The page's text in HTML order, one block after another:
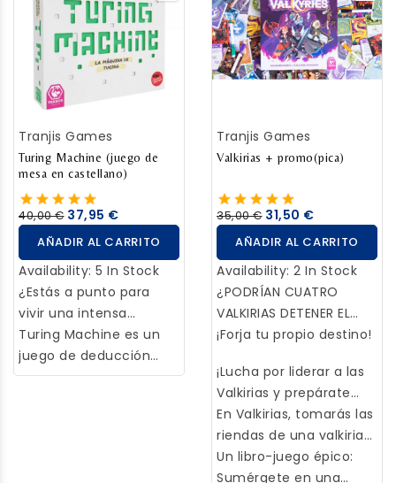
naturaleza nos ha
llevado a la catástrofe.
corporaciones
especializadas en
enviar colonos al
espacio, con el
Tranjis Games
Turing Machine (juego de
mesa en castellano)
40,00 € 37,95 €
AÑADIR AL CARRITO
Availability: 5 In Stock
¿Estás a punto para
vivir una intensa
experiencia de juego
cerebral?
Turing Machine es un
juego de deducción
competitivo. La premisa
Tranjis Games
Valkirias + promo(pica)
35,00 € 31,50 €
AÑADIR AL CARRITO
Availability: 2 In Stock
¿PODRÍAN CUATRO
VALKIRIAS DETENER EL
RAGNARÖK?
¡Forja tu propio destino!
¡Lucha por liderar a las
Valkirias y prepárate
para la batalla final!
Pero ¿por qué esperar a
que los monstruos
invadan nuestros
En Valkirias, tomarás las
riendas de una valkiria
intrépida y te lanzarás
al corazón de la batalla.
Un libro-juego épico:
Sumérgete en una